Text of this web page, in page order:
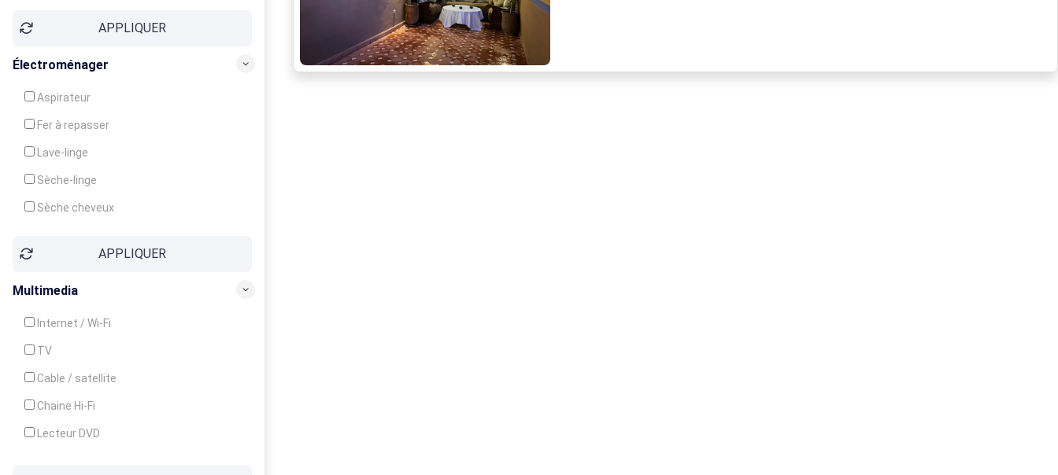
Congélateur
APPLIQUER
Électroménager
Aspirateur
Fer à repasser
Lave-linge
Sèche-linge
Sèche cheveux
APPLIQUER
Multimedia
Internet / Wi-Fi
TV
Cable / satellite
Chaine Hi-Fi
Lecteur DVD